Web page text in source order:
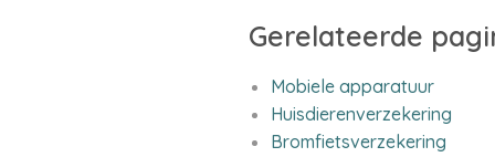
Gerelateerde
Mobiele apparatuur
Huisdierenverzekering
Bromfietsverzekering